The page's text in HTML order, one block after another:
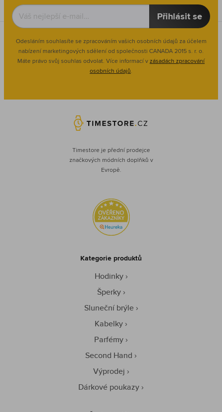
Přihlásit se
Odesláním souhlasíte se zpracováním vašich osobních údajů za účelem
nabízení marketingových sdělení od společnosti CANADA 2015 s. r. o.
Máte právo svůj souhlas odvolat. Více informací vzásadách zpracování
osobních údajů.
Timestore je přední prodejce
značkových módních doplňků v
Evropě.
Kategorie produktů
Hodinky
Šperky
Sluneční brýle
Kabelky
Parfémy
Second Hand
Výprodej
Dárkové poukazy